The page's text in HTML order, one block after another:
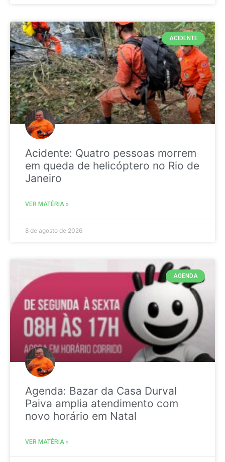
ACIDENTE
Acidente: Quatro pessoas morrem
em queda de helicóptero no Rio de
Janeiro
VER MATÉRIA »
8 de agosto de 2026
AGENDA
Agenda: Bazar da Casa Durval
Paiva amplia atendimento com
novo horário em Natal
VER MATÉRIA »